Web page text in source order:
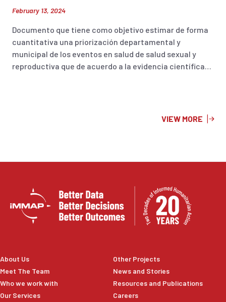
February 13, 2024
Documento que tiene como objetivo estimar de forma
cuantitativa una priorización departamental y
municipal de los eventos en salud de salud sexual y
reproductiva que de acuerdo a la evidencia científica
VIEW MORE
About Us
Meet The Team
Who we work with
Our Services
Other Projects
News and Stories
Resources and Publications
Careers